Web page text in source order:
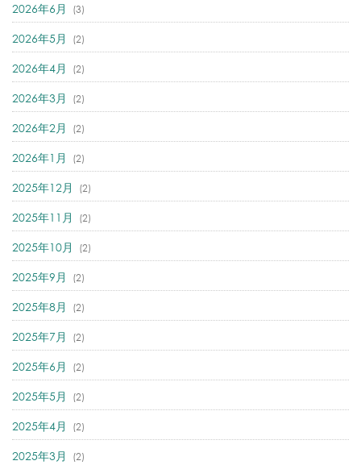
2026年6月 (3)
2026年5月 (2)
2026年4月 (2)
2026年3月 (2)
2026年2月 (2)
2026年1月 (2)
2025年12月 (2)
2025年11月 (2)
2025年10月 (2)
2025年9月 (2)
2025年8月 (2)
2025年7月 (2)
2025年6月 (2)
2025年5月 (2)
2025年4月 (2)
2025年3月 (2)